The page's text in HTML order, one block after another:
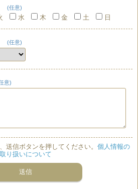
(任意)
水 木 金 土 日
(任意)
意)
送信ボタンを押してください。 個人情報の
取り扱いについて